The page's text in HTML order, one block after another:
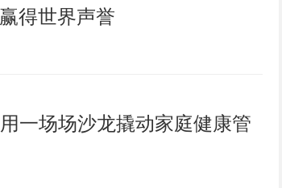
得世界声誉
一场场沙龙撬动家庭健康管